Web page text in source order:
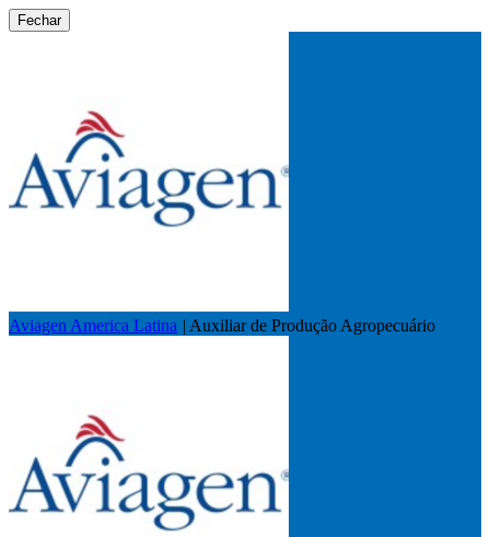
Fechar
Aviagen America Latina | Auxiliar de Produção Agropecuário